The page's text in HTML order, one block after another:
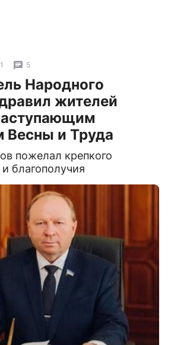
5
Народного
жителей
Весны и Труда
пожелал крепкого
благополучия